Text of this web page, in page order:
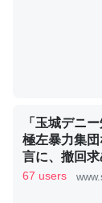
コオロギの
─ニュース ::
論文では「
利だから両
いる鋏角類
「玉城デニ
極左暴力集
言に、撤回
67 users